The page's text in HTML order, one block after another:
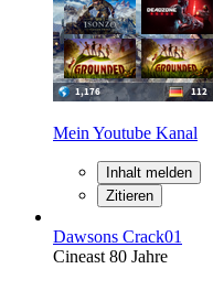
Mein Youtube Kanal
Inhalt melden
Zitieren
Dawsons Crack01
Cineast 80 Jahre